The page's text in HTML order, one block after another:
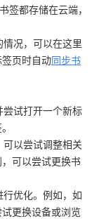
签都存储在云端，
况，可以在这里
页时自动同步书
试打开一个新标
以尝试调整相关
可以尝试更换书
优化。例如，如
更换设备或浏览